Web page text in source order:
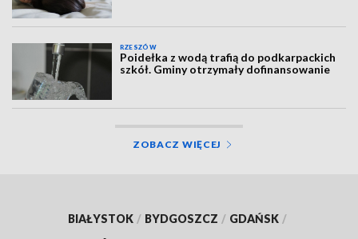
RZESZÓW
Poidełka z wodą trafią do podkarpackich
szkół. Gminy otrzymały dofinansowanie
ZOBACZ WIĘCEJ
BIAŁYSTOK / BYDGOSZCZ / GDAŃSK /